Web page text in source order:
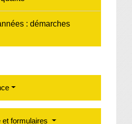
: démarches
et formulaires